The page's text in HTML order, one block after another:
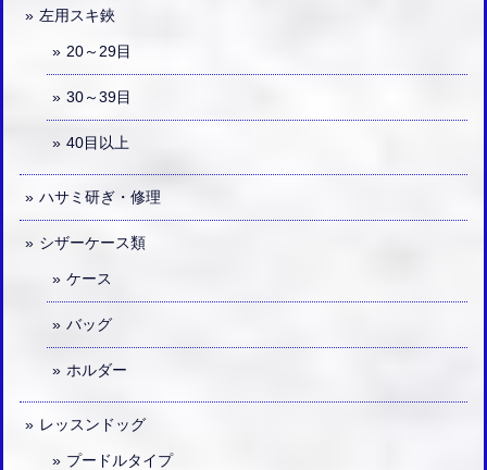
左用スキ鋏
20～29目
30～39目
40目以上
ハサミ研ぎ・修理
シザーケース類
ケース
バッグ
ホルダー
レッスンドッグ
プードルタイプ